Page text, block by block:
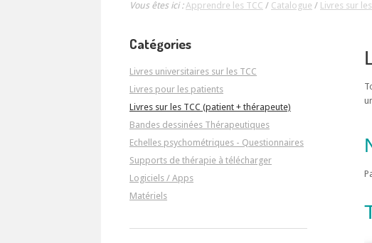
Vous êtes ici :Apprendre les TCC / Catalogue / Livres sur
Catégories
Livres universitaires sur les TCC
Livres pour les patients
Livres sur les TCC (patient + thérapeute)
Bandes dessinées Thérapeutiques
Echelles psychométriques - Questionnaires
Supports de thérapie à télécharger
Logiciels / Apps
Matériels